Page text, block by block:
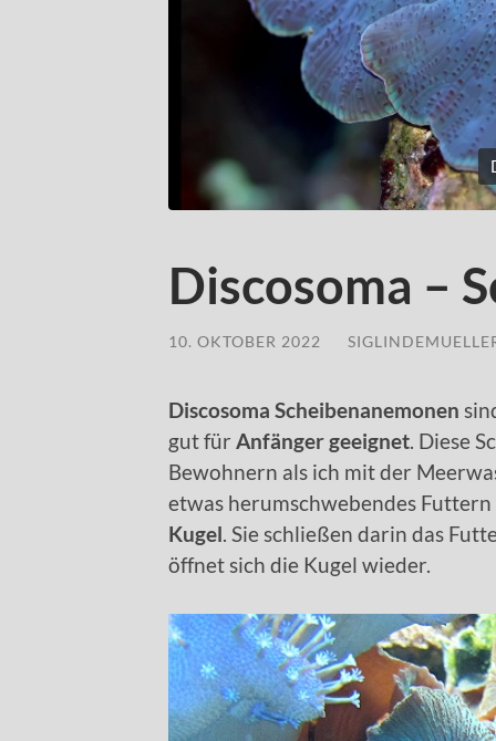
Discosoma –
10. OKTOBER 2022
Discosoma Scheibenanemonen
gut für Anfänger geeignet. Diese
Bewohnern als ich mit der
etwas herumschwebendes
Kugel. Sie schließen darin das
öffnet sich die Kugel wieder.